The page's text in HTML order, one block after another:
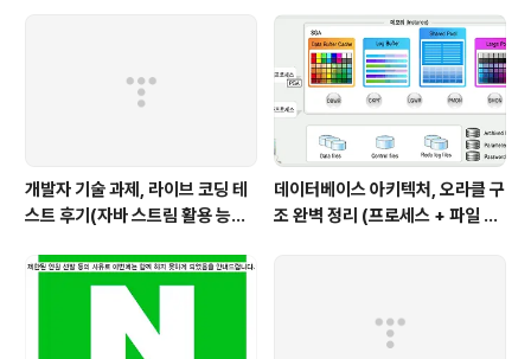
에서 시간 동기화하는 요구사항 처
리하기)
개발자 기술 과제, 라이브 코딩 테
스트 후기(자바 스트림 활용 능력
데이터베이스 아키텍처, 오라클 구
조 완벽 정리 (프로세스 + 파일 구